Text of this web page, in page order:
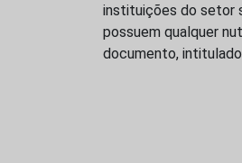
instituições do setor
possuem qualquer
documento,